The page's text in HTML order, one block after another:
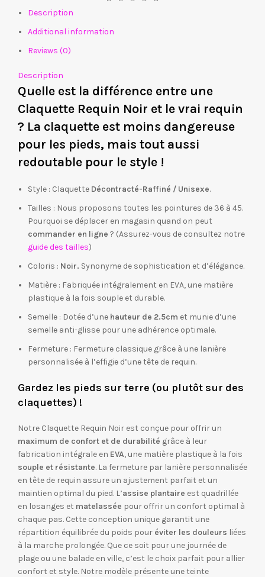
Description
Additional information
Reviews (0)
Description
Quelle est la différence entre une
Claquette Requin Noir et le vrai requin
? La claquette est moins dangereuse
pour les pieds, mais tout aussi
redoutable pour le style !
Style : Claquette Décontracté-Raffiné / Unisexe.
Tailles : Nous proposons toutes les pointures de 36 à 45.
Pourquoi se déplacer en magasin quand on peut
commander en ligne ? (Assurez-vous de consultez notre
guide des tailles)
Coloris : Noir. Synonyme de sophistication et d’élégance.
Matière : Fabriquée intégralement en EVA, une matière
plastique à la fois souple et durable.
Semelle : Dotée d’une hauteur de 2.5cm et munie d’une
semelle anti-glisse pour une adhérence optimale.
Fermeture : Fermeture classique grâce à une lanière
personnalisée à l’effigie d’une tête de requin.
Gardez les pieds sur terre (ou plutôt sur des
claquettes) !
Notre Claquette Requin Noir est conçue pour offrir un
maximum de confort et de durabilité grâce à leur
fabrication intégrale en EVA, une matière plastique à la fois
souple et résistante. La fermeture par lanière personnalisée
en tête de requin assure un ajustement parfait et un
maintien optimal du pied. L’assise plantaire est quadrillée
en losanges et matelassée pour offrir un confort optimal à
chaque pas. Cette conception unique garantit une
répartition équilibrée du poids pour éviter les douleurs liées
à la marche prolongée. Que ce soit pour une journée de
plage ou une balade en ville, c’est le choix parfait pour allier
confort et style. Notre modèle présente une teinte